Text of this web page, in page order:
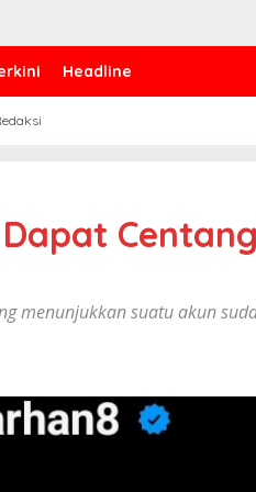
Headline
menunjukkan suatu akun